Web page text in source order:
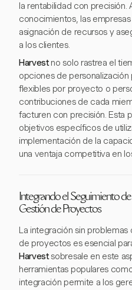
la rentabilidad con precisión.
conocimientos, las
asignación de recursos y
a los clientes.
Harvestno solo rastrea el
opciones de
flexibles por proyecto o
contribuciones de cada
facturen con precisión. Esta
objetivos específicos de
implementación de la
una ventaja competitiva en
Integrando el Seguimiento
Gestión de Proyectos
La integración sin
de proyectos es esencial
Harvestsobresale en este
herramientas populares
integración permite a los